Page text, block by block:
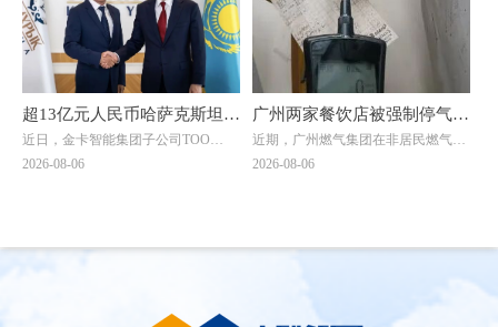
类供应站点，按规范要求存储量不能
超过1立方(15公斤钢瓶最多28瓶)。然
而，现场瓶库内竟堆放着超过150瓶
液化石油气，超量存储4倍以上。当
考核巡查组专家询问为何超量存储
时，供应站负责人支支吾吾，无法给
扬作讲话。德阳市住建局党组成员、
副局长陈文元汇报全市燃气纠治工作
情况。活动现场，7个区（市、县）
亮出退费成绩，为7位退费群众代表
发放退费凭证，相关燃气企业同步为
另外7名群众现场办理退费，以现金
当天，全市累计清退违规收费88.45万
元，惠及群众4000余户。
超13亿元人民币哈萨克斯坦大
单落地！金卡智能国际化战略
近日，金卡智能集团子公司ТОО
"Goldcard Smart Group
2026-08-06
广州两家餐饮店被强制停气！
原因曝光→
近期，广州燃气集团在非居民燃气安
全专项治理中，对两家拒不整改隐患
2026-08-06